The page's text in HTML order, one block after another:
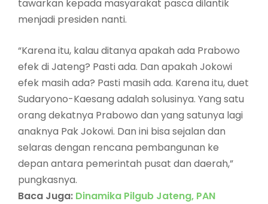
tawarkan kepada masyarakat pasca dilantik
menjadi presiden nanti.
“Karena itu, kalau ditanya apakah ada Prabowo
efek di Jateng? Pasti ada. Dan apakah Jokowi
efek masih ada? Pasti masih ada. Karena itu, duet
Sudaryono-Kaesang adalah solusinya. Yang satu
orang dekatnya Prabowo dan yang satunya lagi
anaknya Pak Jokowi. Dan ini bisa sejalan dan
selaras dengan rencana pembangunan ke
depan antara pemerintah pusat dan daerah,”
pungkasnya.
Baca Juga: Dinamika Pilgub Jateng, PAN